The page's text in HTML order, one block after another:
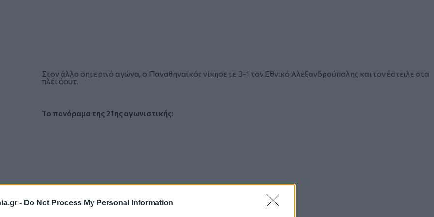
- Do Not Process My Personal Information
Στον άλλο σημερινό αγώνα, ο Παναθηναϊκός νίκησε με 3-1 τον Εθνικό Αλεξανδρούπολης και τον έστειλε στα
πλέι άουτ.
Το πανόραμα της 21ης αγωνιστικής: